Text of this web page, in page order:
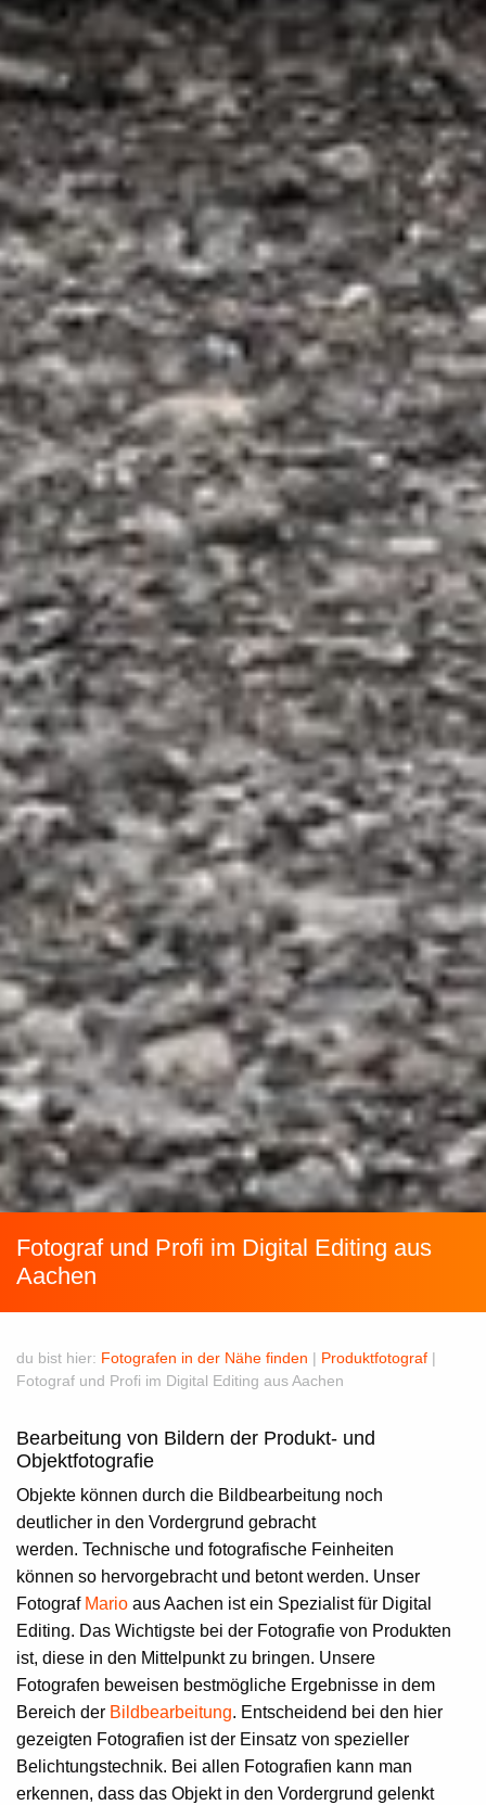
Fotograf und Profi im Digital Editing aus
Aachen
du bist hier: Fotografen in der Nähe finden | Produktfotograf |
Fotograf und Profi im Digital Editing aus Aachen
Bearbeitung von Bildern der Produkt- und
Objektfotografie
Objekte können durch die Bildbearbeitung noch
deutlicher in den Vordergrund gebracht
werden. Technische und fotografische Feinheiten
können so hervorgebracht und betont werden. Unser
Fotograf Mario aus Aachen ist ein Spezialist für Digital
Editing. Das Wichtigste bei der Fotografie von Produkten
ist, diese in den Mittelpunkt zu bringen. Unsere
Fotografen beweisen bestmögliche Ergebnisse in dem
Bereich der Bildbearbeitung. Entscheidend bei den hier
gezeigten Fotografien ist der Einsatz von spezieller
Belichtungstechnik. Bei allen Fotografien kann man
erkennen, dass das Objekt in den Vordergrund gelenkt